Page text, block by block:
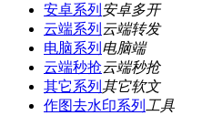
安卓系列 安卓多开
云端系列 云端转发
电脑系列 电脑端
云端秒抢云端秒抢
其它系列 其它软文
作图去水印系列 工具